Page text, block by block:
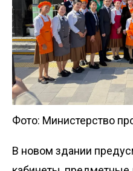
Фото: Министерство
В новом здании